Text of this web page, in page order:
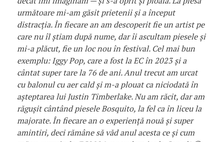
următoare mi-am găsit prietenii și a început
distracția. În fiecare an am descoperit fie un artist pe
care nu îl știam după nume, dar îi ascultam piesele și
mi-a plăcut, fie un loc nou în festival. Cel mai bun
exemplu: Iggy Pop, care a fost la EC în 2023 și a
cântat super tare la 76 de ani. Anul trecut am urcat
cu balonul cu aer cald și m-a plouat ca niciodată în
așteptarea lui Justin Timberlake. Nu am răcit, dar am
răgușit cântând piesele Bosquito, la fel ca în liceu la
majorate. În fiecare an o experiență nouă și super
amintiri, deci rămâne să văd anul acesta ce și cum